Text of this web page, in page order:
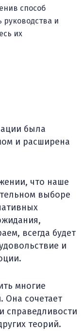
способ
руководства и
их
была
и расширена
что наше
выборе
всегда будет
и
многие
Она сочетает
справедливости
теорий.